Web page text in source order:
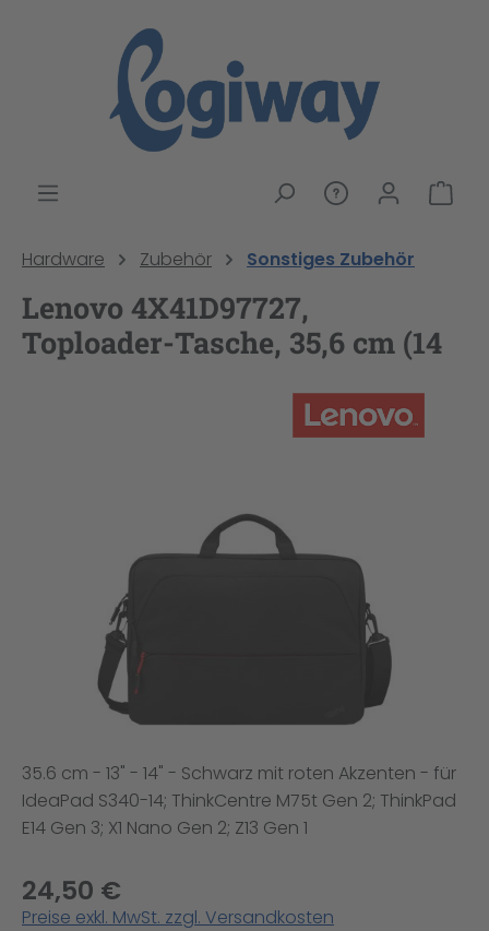
Hardware Zubehör Sonstiges Zubehör
Lenovo 4X41D97727,
Toploader-Tasche, 35,6 cm (14
Bildergalerie überspringen
35.6 cm - 13" - 14" - Schwarz mit roten Akzenten - für
IdeaPad S340-14; ThinkCentre M75t Gen 2; ThinkPad
E14 Gen 3; X1 Nano Gen 2; Z13 Gen 1
24,50 €
Preise exkl. MwSt. zzgl. Versandkosten